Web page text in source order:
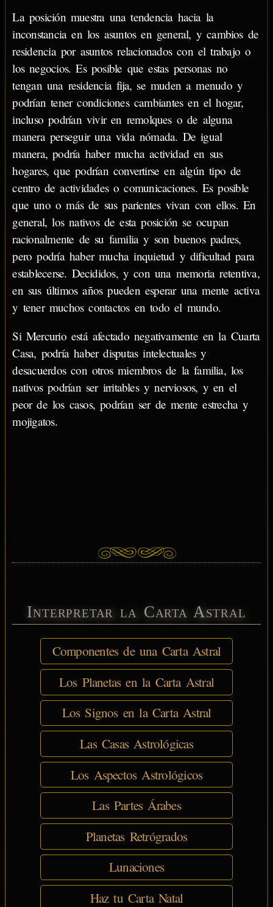
La posición muestra una tendencia hacia la
inconstancia en los asuntos en general, y cambios de
residencia por asuntos relacionados con el trabajo o
los negocios. Es posible que estas personas no
tengan una residencia fija, se muden a menudo y
podrían tener condiciones cambiantes en el hogar,
incluso podrían vivir en remolques o de alguna
manera perseguir una vida nómada. De igual
manera, podría haber mucha actividad en sus
hogares, que podrían convertirse en algún tipo de
centro de actividades o comunicaciones. Es posible
que uno o más de sus parientes vivan con ellos. En
general, los nativos de esta posición se ocupan
racionalmente de su familia y son buenos padres,
pero podría haber mucha inquietud y dificultad para
establecerse. Decididos, y con una memoria retentiva,
en sus últimos años pueden esperar una mente activa
y tener muchos contactos en todo el mundo.
Si Mercurio está afectado negativamente en la Cuarta
Casa, podría haber disputas intelectuales y
desacuerdos con otros miembros de la familia, los
nativos podrían ser irritables y nerviosos, y en el
peor de los casos, podrían ser de mente estrecha y
mojigatos.
Interpretar la Carta Astral
Componentes de una Carta Astral
Los Planetas en la Carta Astral
Los Signos en la Carta Astral
Las Casas Astrológicas
Los Aspectos Astrológicos
Las Partes Árabes
Planetas Retrógrados
Lunaciones
Haz tu Carta Natal